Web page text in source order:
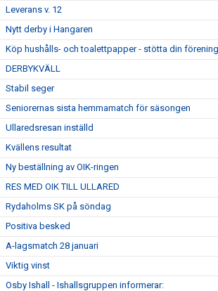
Leverans v. 12
Nytt derby i Hangaren
Köp hushålls- och toalettpapper - stötta din förening
DERBYKVÄLL
Stabil seger
Seniorernas sista hemmamatch för säsongen
Ullaredsresan inställd
Kvällens resultat
Ny beställning av OIK-ringen
RES MED OIK TILL ULLARED
Rydaholms SK på söndag
Positiva besked
A-lagsmatch 28 januari
Viktig vinst
Osby Ishall - Ishallsgruppen informerar: